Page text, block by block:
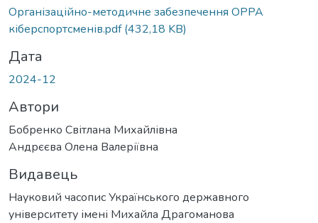
Організаційно-методичне забезпечення ОРРА
кіберспортсменів.pdf(432,18 KB)
Дата
2024-12
Автори
Бобренко Світлана Михайлівна
Андрєєва Олена Валеріївна
Видавець
Науковий часопис Українського державного
університету імені Михайла Драгоманова